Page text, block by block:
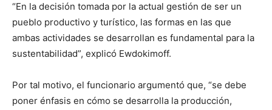
“En la decisión tomada por la actual gestión de ser un
pueblo productivo y turístico, las formas en las que
ambas actividades se desarrollan es fundamental para la
sustentabilidad”, explicó Ewdokimoff.
Por tal motivo, el funcionario argumentó que, “se debe
poner énfasis en cómo se desarrolla la producción,